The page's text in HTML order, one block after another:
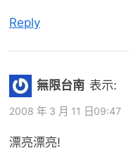
Reply
無限台南 表示:
2008 年 3 月 11 日09:47
漂亮漂亮!